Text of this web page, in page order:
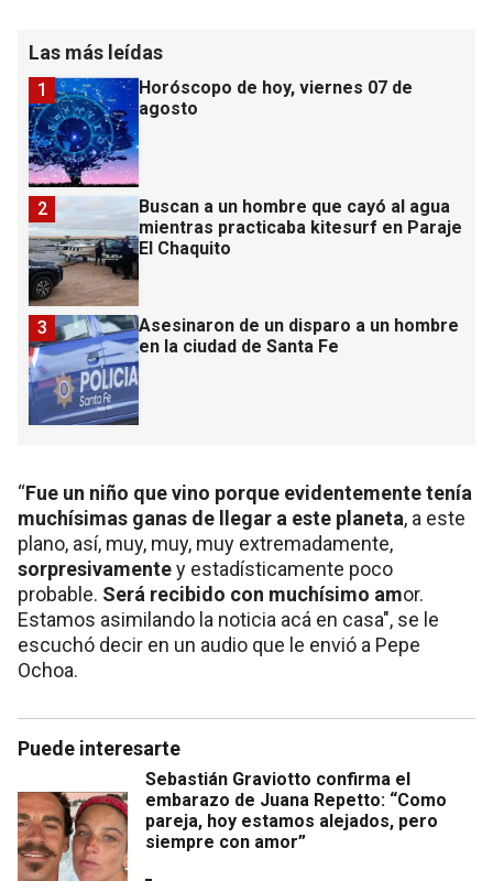
Las más leídas
Horóscopo de hoy, viernes 07 de
agosto
1
Buscan a un hombre que cayó al agua
mientras practicaba kitesurf en Paraje
El Chaquito
2
Asesinaron de un disparo a un hombre
en la ciudad de Santa Fe
3
“Fue un niño que vino porque evidentemente tenía
muchísimas ganas de llegar a este planeta, a este
plano, así, muy, muy, muy extremadamente,
sorpresivamentey estadísticamente poco
probable. Será recibido con muchísimo amor.
Estamos asimilando la noticia acá en casa", se le
escuchó decir en un audio que le envió a Pepe
Ochoa.
Puede interesarte
Sebastián Graviotto confirma el
embarazo de Juana Repetto: “Como
pareja, hoy estamos alejados, pero
siempre con amor”